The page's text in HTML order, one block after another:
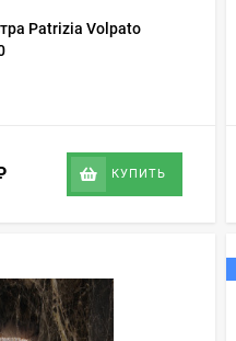
Patrizia Volpato
КУПИТЬ